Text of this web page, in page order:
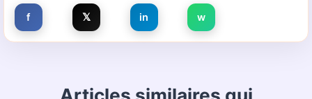
f 𝕏 in w